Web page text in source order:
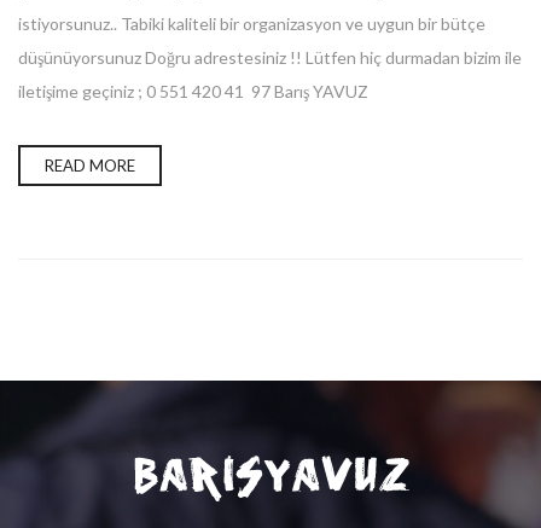
istiyorsunuz.. Tabiki kaliteli bir organizasyon ve uygun bir bütçe
düşünüyorsunuz Doğru adrestesiniz !! Lütfen hiç durmadan bizim ile
iletişime geçiniz ; 0 551 420 41 97 Barış YAVUZ
READ MORE